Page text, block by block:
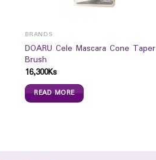
BRANDS
DOARU Cele Mascara Cone Taper
Brush
16,300Ks
READ MORE